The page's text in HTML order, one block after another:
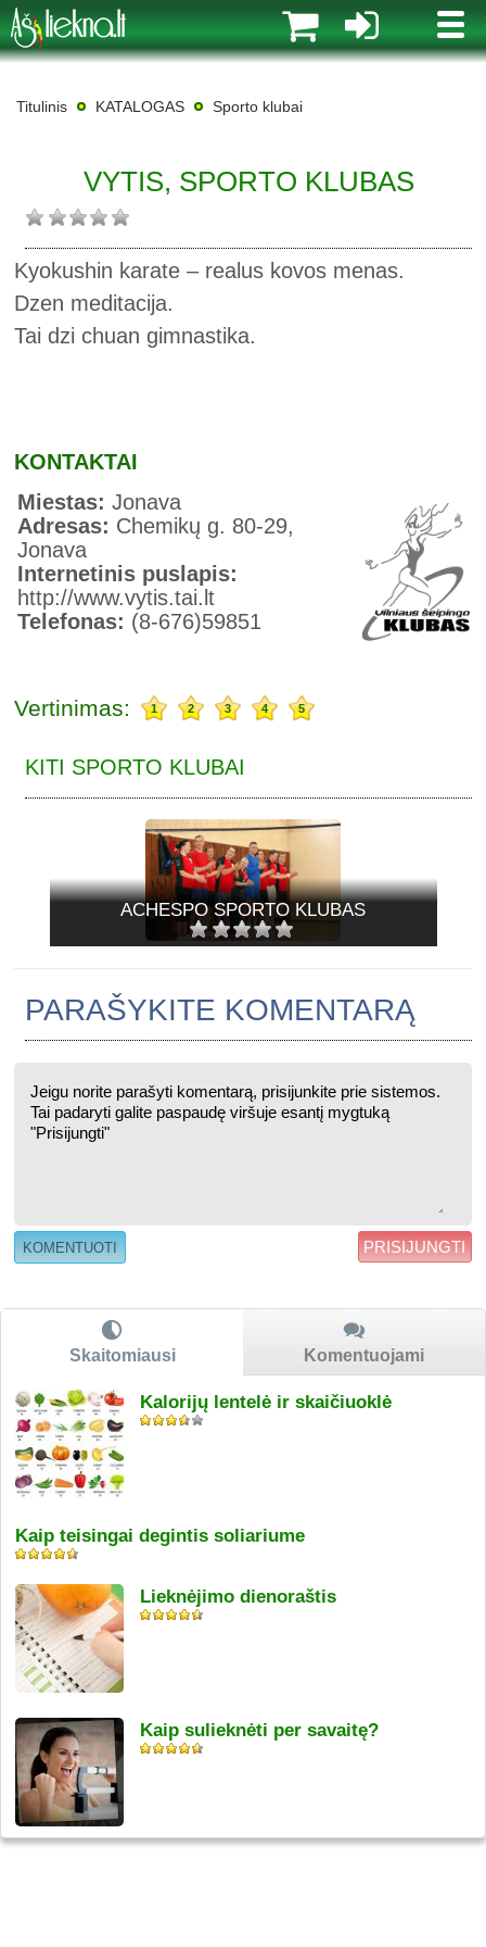
MENIU
Titulinis KATALOGAS Sporto klubai
VYTIS, SPORTO KLUBAS
Kyokushin karate – realus kovos menas.
Dzen meditacija.
Tai dzi chuan gimnastika.
KONTAKTAI
Miestas:Jonava
Adresas: Chemikų g. 80-29,
Jonava
Internetinis puslapis:
http://www.vytis.tai.lt
Telefonas: (8-676)59851
Vertinimas: 1 2 3 4 5
KITI SPORTO KLUBAI
ACHESPO SPORTO KLUBAS
PARAŠYKITE KOMENTARĄ
PRISIJUNGTI
Skaitomiausi Komentuojami
Kalorijų lentelė ir skaičiuoklė
Kaip teisingai degintis soliariume
Lieknėjimo dienoraštis
Kaip sulieknėti per savaitę?